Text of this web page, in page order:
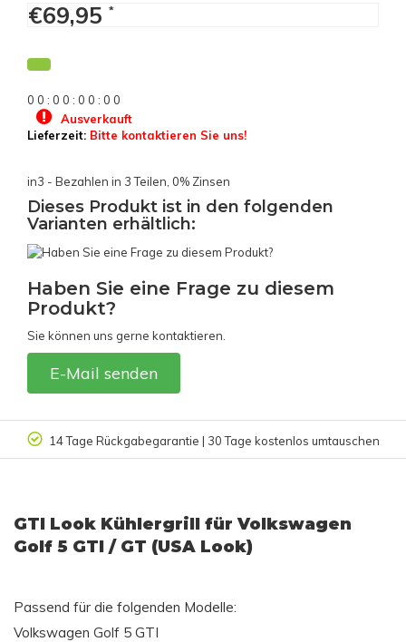
€69,95 *
0 0 : 0 0 : 0 0 : 0 0
Ausverkauft
Lieferzeit: Bitte kontaktieren Sie uns!
in3 - Bezahlen in 3 Teilen, 0% Zinsen
Dieses Produkt ist in den folgenden
Varianten erhältlich:
Haben Sie eine Frage zu diesem
Produkt?
Sie können uns gerne kontaktieren.
E-Mail senden
14 Tage Rückgabegarantie | 30 Tage kostenlos umtauschen
GTI Look Kühlergrill für Volkswagen
Golf 5 GTI / GT (USA Look)
Passend für die folgenden Modelle:
Volkswagen Golf 5 GTI